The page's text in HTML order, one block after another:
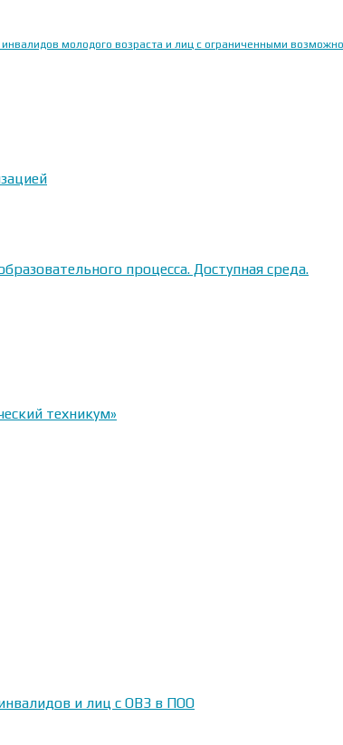
молодого возраста и лиц с ограниченными
процесса. Доступная среда.
техникум»
и лиц с ОВЗ в ПОО